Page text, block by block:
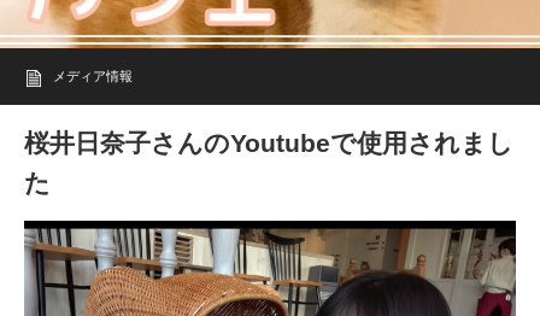
メディア情報
桜井日奈子さんのYoutubeで使用されまし
た